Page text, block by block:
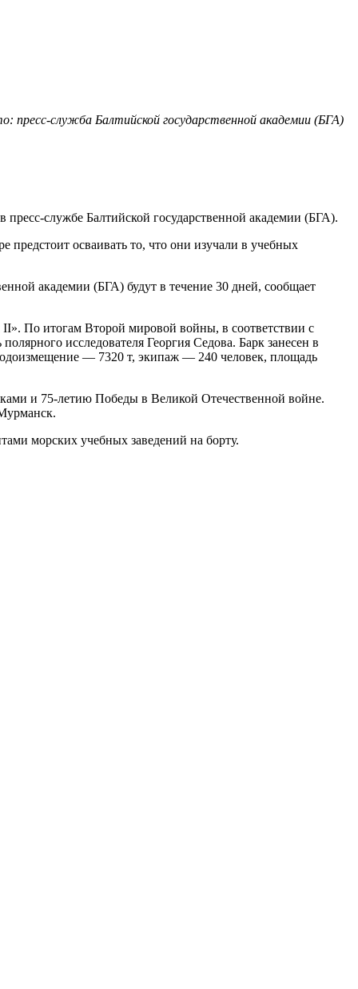
пресс-служба Балтийской государственной академии (БГА)
службе Балтийской государственной академии (БГА).
осваивать то, что они изучали в учебных
академии (БГА) будут в течение 30 дней, сообщает
По итогам Второй мировой войны, в соответствии с
исследователя Георгия Седова. Барк занесен в
— 7320 т, экипаж — 240 человек, площадь
и 75-летию Победы в Великой Отечественной войне.
морских учебных заведений на борту.